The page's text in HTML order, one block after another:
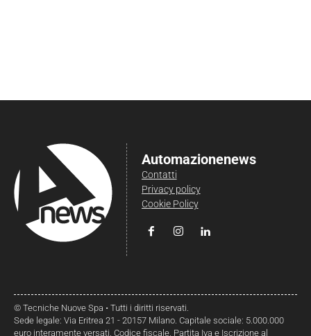
Automazionenews
Contatti
Privacy policy
Cookie Policy
© Tecniche Nuove Spa • Tutti i diritti riservati.
Sede legale: Via Eritrea 21 - 20157 Milano. Capitale sociale: 5.000.000
euro interamente versati. Codice fiscale, Partita Iva e Iscrizione al